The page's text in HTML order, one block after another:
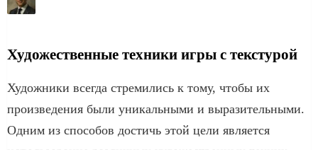
Художественные техники игры с текстурой
Художники всегда стремились к тому, чтобы их
произведения были уникальными и выразительными.
Одним из способов достичь этой цели является